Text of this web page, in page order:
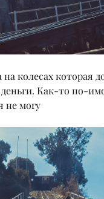
колесах которая
Как-то по-
не могу